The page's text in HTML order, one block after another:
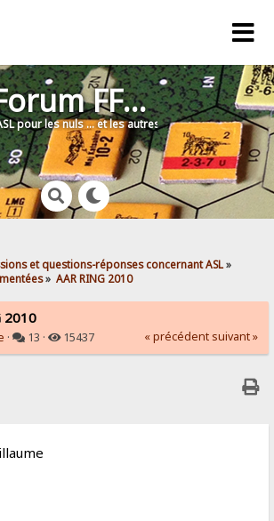
Forum FFL-ASL
pour les nuls … et les autres !
et questions-réponses concernant ASL»
» AAR RING 2010
2010
· 13 · 15437 « précédent suivant »